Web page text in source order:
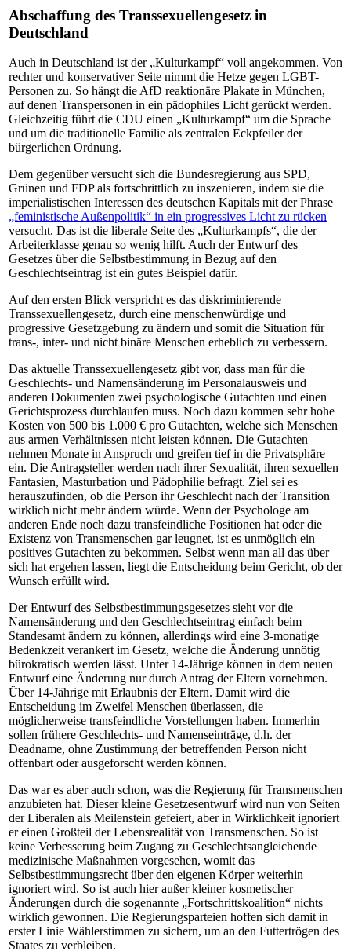
Abschaffung des Transsexuellengesetz in
Deutschland
Auch in Deutschland ist der „Kulturkampf“ voll angekommen. Von
rechter und konservativer Seite nimmt die Hetze gegen LGBT-
Personen zu. So hängt die AfD reaktionäre Plakate in München,
auf denen Transpersonen in ein pädophiles Licht gerückt werden.
Gleichzeitig führt die CDU einen „Kulturkampf“ um die Sprache
und um die traditionelle Familie als zentralen Eckpfeiler der
bürgerlichen Ordnung.
Dem gegenüber versucht sich die Bundesregierung aus SPD,
Grünen und FDP als fortschrittlich zu inszenieren, indem sie die
imperialistischen Interessen des deutschen Kapitals mit der Phrase
„feministische Außenpolitik“ in ein progressives Licht zu rücken
versucht. Das ist die liberale Seite des „Kulturkampfs“, die der
Arbeiterklasse genau so wenig hilft. Auch der Entwurf des
Gesetzes über die Selbstbestimmung in Bezug auf den
Geschlechtseintrag ist ein gutes Beispiel dafür.
Auf den ersten Blick verspricht es das diskriminierende
Transsexuellengesetz, durch eine menschenwürdige und
progressive Gesetzgebung zu ändern und somit die Situation für
trans-, inter- und nicht binäre Menschen erheblich zu verbessern.
Das aktuelle Transsexuellengesetz gibt vor, dass man für die
Geschlechts- und Namensänderung im Personalausweis und
anderen Dokumenten zwei psychologische Gutachten und einen
Gerichtsprozess durchlaufen muss. Noch dazu kommen sehr hohe
Kosten von 500 bis 1.000 € pro Gutachten, welche sich Menschen
aus armen Verhältnissen nicht leisten können. Die Gutachten
nehmen Monate in Anspruch und greifen tief in die Privatsphäre
ein. Die Antragsteller werden nach ihrer Sexualität, ihren sexuellen
Fantasien, Masturbation und Pädophilie befragt. Ziel sei es
herauszufinden, ob die Person ihr Geschlecht nach der Transition
wirklich nicht mehr ändern würde. Wenn der Psychologe am
anderen Ende noch dazu transfeindliche Positionen hat oder die
Existenz von Transmenschen gar leugnet, ist es unmöglich ein
positives Gutachten zu bekommen. Selbst wenn man all das über
sich hat ergehen lassen, liegt die Entscheidung beim Gericht, ob der
Wunsch erfüllt wird.
Der Entwurf des Selbstbestimmungsgesetzes sieht vor die
Namensänderung und den Geschlechtseintrag einfach beim
Standesamt ändern zu können, allerdings wird eine 3-monatige
Bedenkzeit verankert im Gesetz, welche die Änderung unnötig
bürokratisch werden lässt. Unter 14-Jährige können in dem neuen
Entwurf eine Änderung nur durch Antrag der Eltern vornehmen.
Über 14-Jährige mit Erlaubnis der Eltern. Damit wird die
Entscheidung im Zweifel Menschen überlassen, die
möglicherweise transfeindliche Vorstellungen haben. Immerhin
sollen frühere Geschlechts- und Namenseinträge, d.h. der
Deadname, ohne Zustimmung der betreffenden Person nicht
offenbart oder ausgeforscht werden können.
Das war es aber auch schon, was die Regierung für Transmenschen
anzubieten hat. Dieser kleine Gesetzesentwurf wird nun von Seiten
der Liberalen als Meilenstein gefeiert, aber in Wirklichkeit ignoriert
er einen Großteil der Lebensrealität von Transmenschen. So ist
keine Verbesserung beim Zugang zu Geschlechtsangleichende
medizinische Maßnahmen vorgesehen, womit das
Selbstbestimmungsrecht über den eigenen Körper weiterhin
ignoriert wird. So ist auch hier außer kleiner kosmetischer
Änderungen durch die sogenannte „Fortschrittskoalition“ nichts
wirklich gewonnen. Die Regierungsparteien hoffen sich damit in
erster Linie Wählerstimmen zu sichern, um an den Futtertrögen des
Staates zu verbleiben.